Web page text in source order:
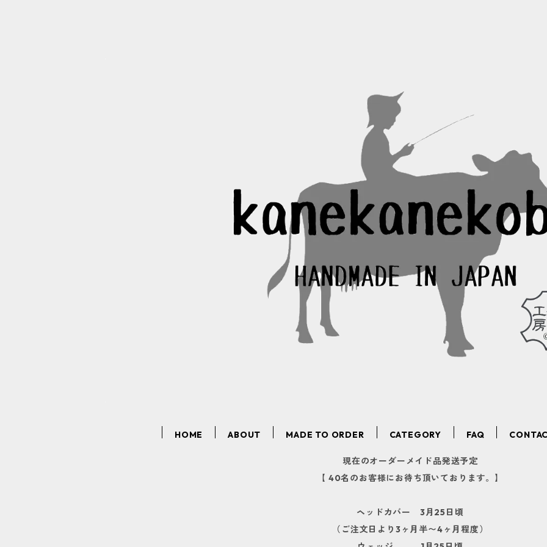
HOME ABOUT MADE TO ORDER CATEGORY FAQ
現在のオーダーメイド品発送予定
【 40名のお客様にお待ち頂いております。】
ヘッドカバー 3月25日頃
（ご注文日より3ヶ月半〜4ヶ月程度）